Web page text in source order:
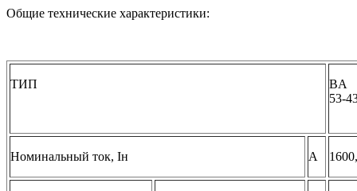
Общие технические характеристики:
ТИП
BA
53-
Номинальный ток, Iн A